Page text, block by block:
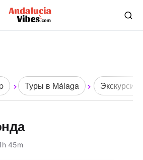
Туры в Málaga Экскурсии
45m